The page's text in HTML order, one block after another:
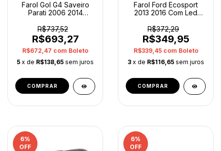
Farol Gol G4 Saveiro
Parati 2006 2014
R$737,52
R$693,27
R$672,47 com Boleto
5 x de R$138,65 sem juros
COMPRAR
Farol Ford Ecosport
2013 2016 Com Led
R$372,29
R$349,95
R$339,45 com Boleto
3 x de R$116,65 sem juros
COMPRAR
6%
OFF
6%
OFF